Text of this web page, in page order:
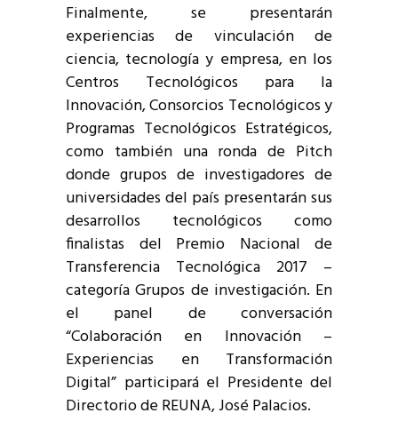
Finalmente, se presentarán
experiencias de vinculación de
ciencia, tecnología y empresa, en los
Centros Tecnológicos para la
Innovación, Consorcios Tecnológicos y
Programas Tecnológicos Estratégicos,
como también una ronda de Pitch
donde grupos de investigadores de
universidades del país presentarán sus
desarrollos tecnológicos como
finalistas del Premio Nacional de
Transferencia Tecnológica 2017 –
categoría Grupos de investigación. En
el panel de conversación
“Colaboración en Innovación –
Experiencias en Transformación
Digital” participará el Presidente del
Directorio de REUNA, José Palacios.